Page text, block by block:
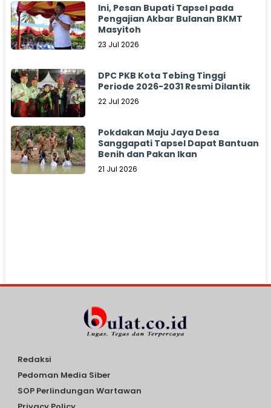
Ini, Pesan Bupati Tapsel pada
Pengajian Akbar Bulanan BKMT
Masyitoh
23 Jul 2026
DPC PKB Kota Tebing Tinggi
Periode 2026-2031 Resmi Dilantik
22 Jul 2026
Pokdakan Maju Jaya Desa
Sanggapati Tapsel Dapat Bantuan
Benih dan Pakan Ikan
21 Jul 2026
Redaksi
Pedoman Media Siber
SOP Perlindungan Wartawan